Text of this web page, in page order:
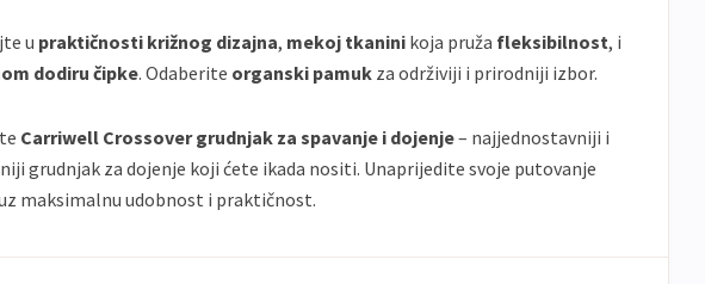
u praktičnosti križnog dizajna, mekoj tkanini koja pruža fleksibilnost, i
dodiru čipke. Odaberite organski pamuk za održiviji i prirodniji izbor.
Carriwell Crossover grudnjak za spavanje i dojenje– najjednostavniji i
grudnjak za dojenje koji ćete ikada nositi. Unaprijedite svoje putovanje
maksimalnu udobnost i praktičnost.